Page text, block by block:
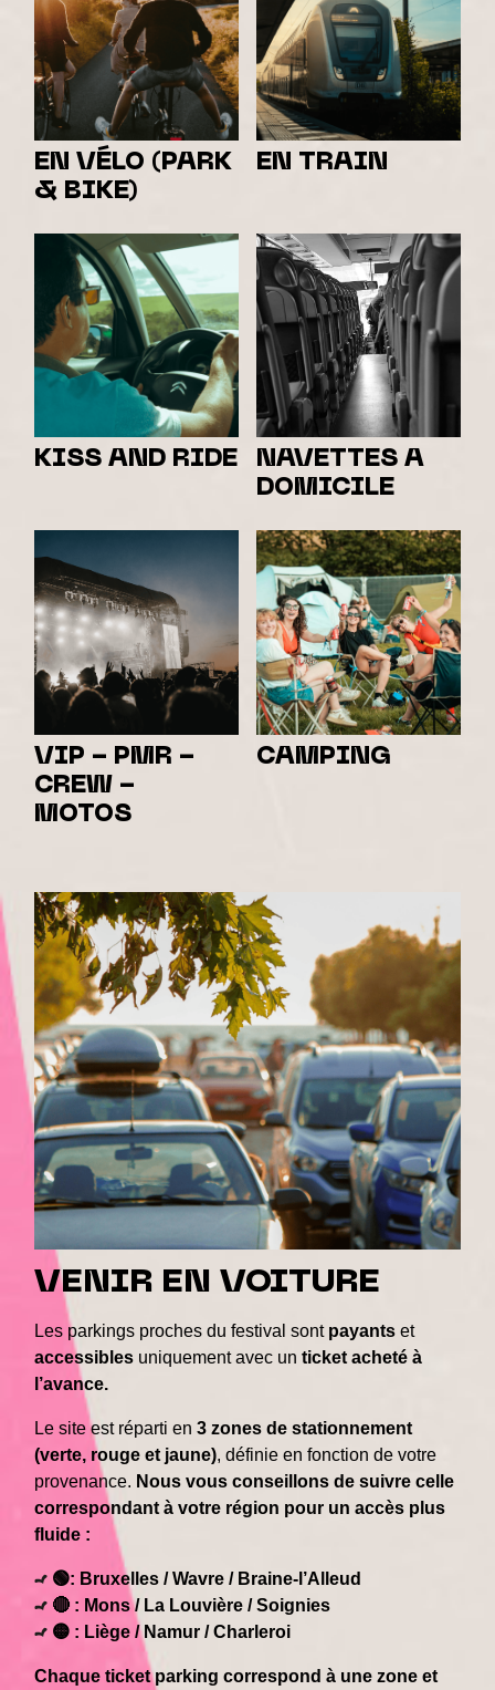
EN VÉLO (PARK
& BIKE)
EN TRAIN
KISS AND RIDE
NAVETTES A
DOMICILE
VIP - PMR -
CREW -
MOTOS
CAMPING
VENIR EN VOITURE
Les parkings proches du festival sont payants et
accessibles uniquement avec un ticket acheté à
l’avance.
Le site est réparti en3 zones de stationnement
(verte, rouge et jaune), définie en fonction de votre
provenance. Nous vous conseillons de suivre celle
correspondant à votre région pour un accès plus
fluide :
🟢: Bruxelles / Wavre / Braine-l’Alleud
🔴 : Mons / La Louvière / Soignies
🟡 : Liège / Namur / Charleroi
Chaque ticket parking correspond à une zone et